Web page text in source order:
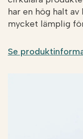
har en hög halt
mycket lämplig
Se